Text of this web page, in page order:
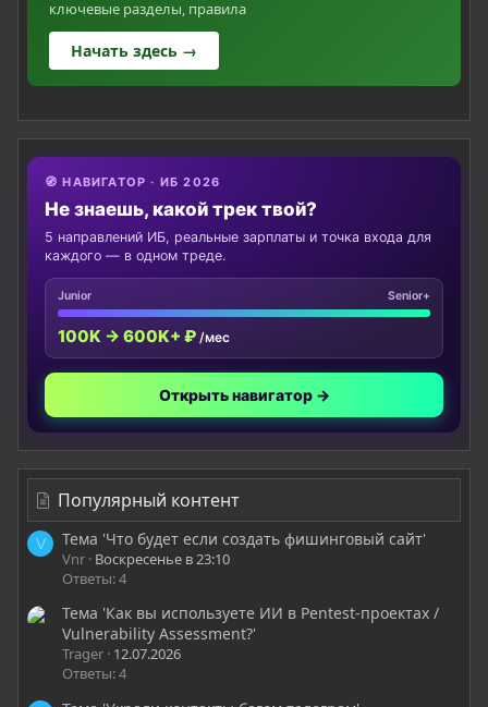
ключевые разделы, правила
Начать здесь →
🧭 НАВИГАТОР · ИБ 2026
Не знаешь, какой трек твой?
5 направлений ИБ, реальные зарплаты и точка входа для
каждого — в одном треде.
Junior Senior+
100K → 600K+ ₽ /мес
Открыть навигатор →
Популярный контент
V Тема 'Что будет если создать фишинговый сайт'
Vnr Воскресенье в 23:10
Ответы: 4
Тема 'Как вы используете ИИ в Pentest-проектах /
Vulnerability Assessment?'
Trager 12.07.2026
Ответы: 4